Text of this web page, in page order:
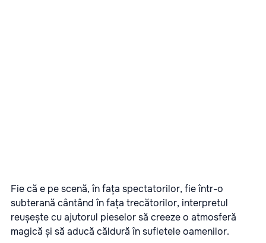
Fie că e pe scenă, în fața spectatorilor, fie într-o
subterană cântând în fața trecătorilor, interpretul
reușește cu ajutorul pieselor să creeze o atmosferă
magică și să aducă căldură în sufletele oamenilor.